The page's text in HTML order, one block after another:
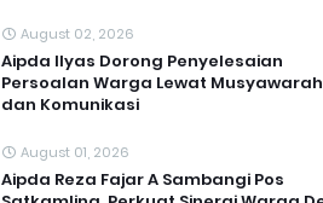
August 02, 2026
Aipda Ilyas Dorong Penyelesaian
Persoalan Warga Lewat Musyawarah
dan Komunikasi
August 01, 2026
Aipda Reza Fajar A Sambangi Pos